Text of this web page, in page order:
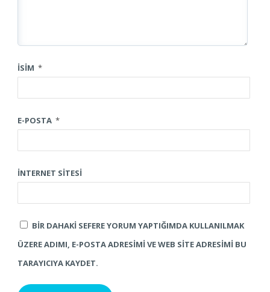
İSIM *
E-POSTA *
İNTERNET SITESI
BIR DAHAKI SEFERE YORUM YAPTIĞIMDA KULLANILMAK
ÜZERE ADIMI, E-POSTA ADRESIMI VE WEB SITE ADRESIMI BU
TARAYICIYA KAYDET.